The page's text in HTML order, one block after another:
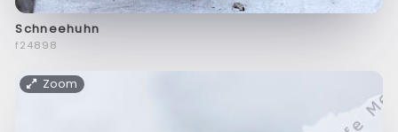
Schneehuhn
f24898
Zoom